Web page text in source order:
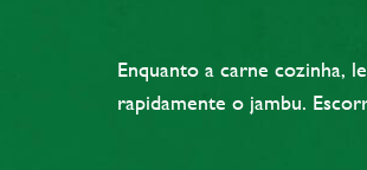
Enquanto a carne cozinha,
rapidamente o jambu.